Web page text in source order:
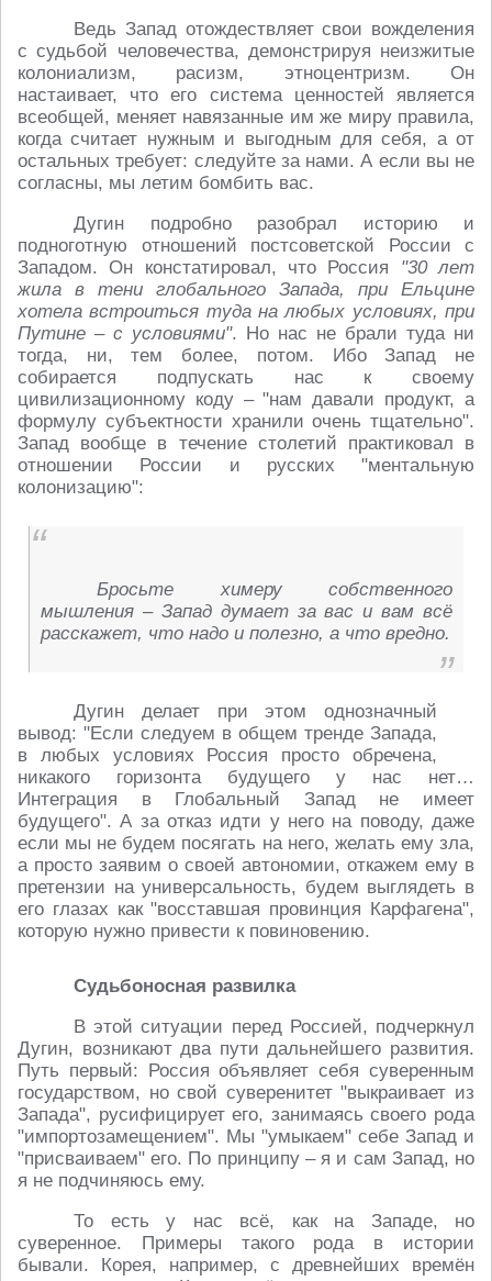
Ведь Запад отождествляет свои вожделения
с судьбой человечества, демонстрируя неизжитые
колониализм, расизм, этноцентризм. Он
настаивает, что его система ценностей является
всеобщей, меняет навязанные им же миру правила,
когда считает нужным и выгодным для себя, а от
остальных требует: следуйте за нами. А если вы не
согласны, мы летим бомбить вас.
Дугин подробно разобрал историю и
подноготную отношений постсоветской России с
Западом. Он констатировал, что Россия "30 лет
жила в тени глобального Запада, при Ельцине
хотела встроиться туда на любых условиях, при
Путине – с условиями". Но нас не брали туда ни
тогда, ни, тем более, потом. Ибо Запад не
собирается подпускать нас к своему
цивилизационному коду – "нам давали продукт, а
формулу субъектности хранили очень тщательно".
Запад вообще в течение столетий практиковал в
отношении России и русских "ментальную
колонизацию":
Бросьте химеру собственного
мышления – Запад думает за вас и вам всё
расскажет, что надо и полезно, а что вредно.
Дугин делает при этом однозначный
вывод: "Если следуем в общем тренде Запада,
в любых условиях Россия просто обречена,
никакого горизонта будущего у нас нет…
Интеграция в Глобальный Запад не имеет
будущего". А за отказ идти у него на поводу, даже
если мы не будем посягать на него, желать ему зла,
а просто заявим о своей автономии, откажем ему в
претензии на универсальность, будем выглядеть в
его глазах как "восставшая провинция Карфагена",
которую нужно привести к повиновению.
Судьбоносная развилка
В этой ситуации перед Россией, подчеркнул
Дугин, возникают два пути дальнейшего развития.
Путь первый: Россия объявляет себя суверенным
государством, но свой суверенитет "выкраивает из
Запада", русифицирует его, занимаясь своего рода
"импортозамещением". Мы "умыкаем" себе Запад и
"присваиваем" его. По принципу – я и сам Запад, но
я не подчиняюсь ему.
То есть у нас всё, как на Западе, но
суверенное. Примеры такого рода в истории
бывали. Корея, например, с древнейших времён